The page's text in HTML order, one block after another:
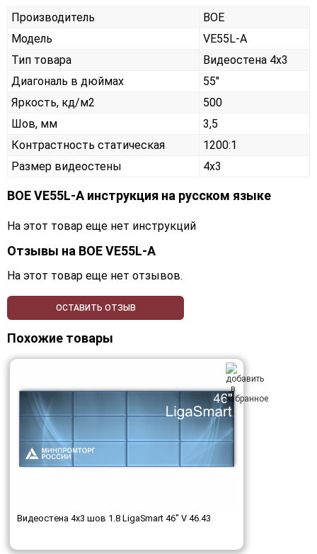
Производитель
BOE
Модель
VE55L-A
Тип товара
Видеостена 4х3
Диагональ в дюймах
55"
Яркость, кд/м2
500
Шов, мм
3,5
Контрастность статическая
1200:1
Размер видеостены
4x3
BOE VE55L-A инструкция на русском языке
На этот товар еще нет инструкций
Отзывы на BOE VE55L-A
На этот товар еще нет отзывов.
ОСТАВИТЬ ОТЗЫВ
Похожие товары
Видеостена 4x3 шов 1.8 LigaSmart 46" V 46.43